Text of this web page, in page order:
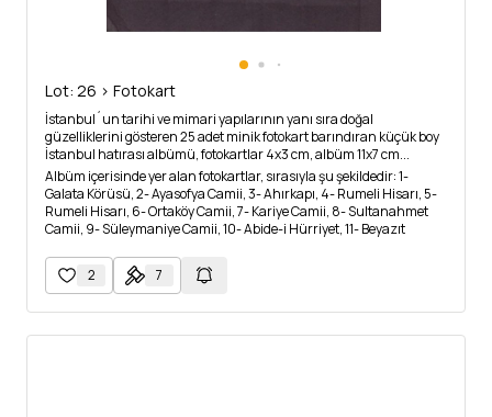
Lot: 26 > Fotokart
İstanbul´un tarihi ve mimari yapılarının yanı sıra doğal
güzelliklerini gösteren 25 adet minik fotokart barındıran küçük boy
İstanbul hatırası albümü, fotokartlar 4x3 cm, albüm 11x7 cm...
Albüm içerisinde yer alan fotokartlar, sırasıyla şu şekildedir: 1-
Galata Körüsü, 2- Ayasofya Camii, 3- Ahırkapı, 4- Rumeli Hisarı, 5-
Rumeli Hisarı, 6- Ortaköy Camii, 7- Kariye Camii, 8- Sultanahmet
Camii, 9- Süleymaniye Camii, 10- Abide-i Hürriyet, 11- Beyazıt
Mezarlığı, 15- Moda, 16- Fenerbahçe, 17- Rumeli Hisarı, 18- Taksim
Cumhuriyet Abidesi, 19- Beyazıt Serasker Kapısı, 20- Reisi Cumhur
Hazretleri Konağı, 21- Kız Kulesi, 22- Galata Kulesi, 23- Dikilitaş, 24-
Taksim Cumhuriyet Abidesi, 25- Alman Çeşmesi...
2 7